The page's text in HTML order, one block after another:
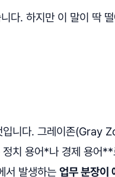
다. 하지만 이 말이 딱
니다. 그레이존(Gray
치 용어*나 경제 용어
서 발생하는 업무 분장이